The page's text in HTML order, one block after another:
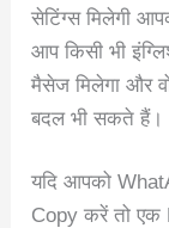
सेटिंग्स मिलेगी
आप किसी भी
मैसेज मिलेगा और
बदल भी सकते हैं।
यदि आपको
Copy करें तो एक